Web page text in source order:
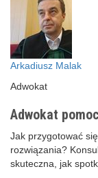
Arkadiusz Malak
Adwokat
Adwokat
Jak przygotować
rozwiązania?
skuteczna, jak